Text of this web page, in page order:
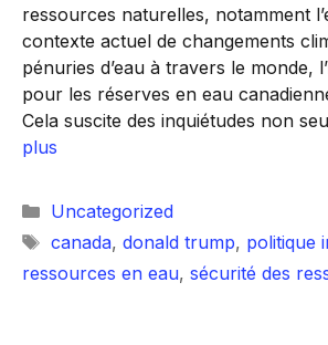
ressources naturelles, notamment
contexte actuel de changements
pénuries d’eau à travers le monde,
pour les réserves en eau
Cela suscite des inquiétudes non
plus
Catégories
Uncategorized
Étiquettes
canada, donald trump, politique
ressources en eau, sécurité des